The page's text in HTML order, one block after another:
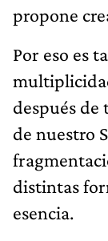
propone
Por eso es
después
de nuestro
distintas
esencia.